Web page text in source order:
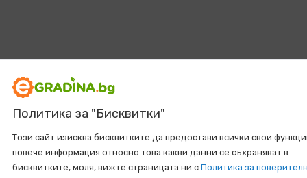
Политика за "Бисквитки"
Този сайт изисква бисквитките да предостави всички свои
повече информация относно това какви данни се съхраняват в
бисквитките, моля, вижте страницата ни с Политика за